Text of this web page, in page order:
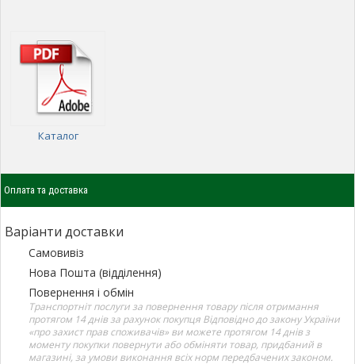
Каталог
Оплата та доставка
Варіанти доставки
Самовивіз
Нова Пошта (відділення)
Повернення і обмін
Транспортніт послуги за повернення товару після отримання
протягом 14 днів за рахунок покупця Відповідно до закону України
«про захист прав споживачів» ви можете протягом 14 днів з
моменту покупки повернути або обміняти товар, придбаний в
магазині, за умови виконання всіх норм передбачених законом.